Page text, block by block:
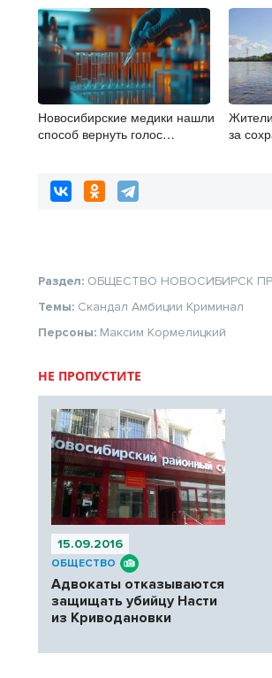
Новосибирские медики нашли
способ вернуть голос
за
Раздел: ОБЩЕСТВО НОВОСИБИРСК
Темы: Скандал Амбиции Криминал
Персоны: Максим Кормелицкий
НЕ ПРОПУСТИТЕ
15.09.2016
ОБЩЕСТВО
Адвокаты отказываются
защищать убийцу Насти
из Криводановки